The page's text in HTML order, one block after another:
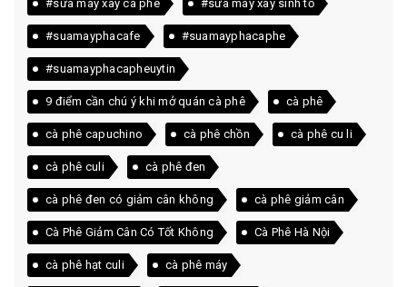
#sửa máy xay cà phê #sửa máy xay sinh tố
#suamayphacafe #suamayphacaphe
#suamayphacapheuytin
9 điểm cần chú ý khi mở quán cà phê cà phê
cà phê capuchino cà phê chồn cà phê cu li
cà phê culi cà phê đen
cà phê đen có giảm cân không cà phê giảm cân
Cà Phê Giảm Cân Có Tốt Không Cà Phê Hà Nội
cà phê hạt culi cà phê máy